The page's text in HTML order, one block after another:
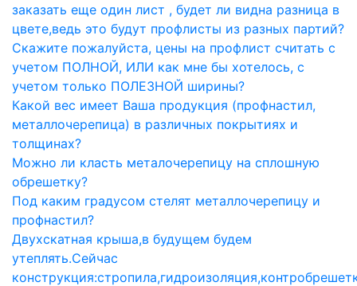
заказать еще один лист , будет ли видна разница в
цвете,ведь это будут профлисты из разных партий?
Скажите пожалуйста, цены на профлист считать с
учетом ПОЛНОЙ, ИЛИ как мне бы хотелось, с
учетом только ПОЛЕЗНОЙ ширины?
Какой вес имеет Ваша продукция (профнастил,
металлочерепица) в различных покрытиях и
толщинах?
Можно ли класть металочерепицу на сплошную
обрешетку?
Под каким градусом стелят металлочерепицу и
профнастил?
Двухскатная крыша,в будущем будем
утеплять.Сейчас